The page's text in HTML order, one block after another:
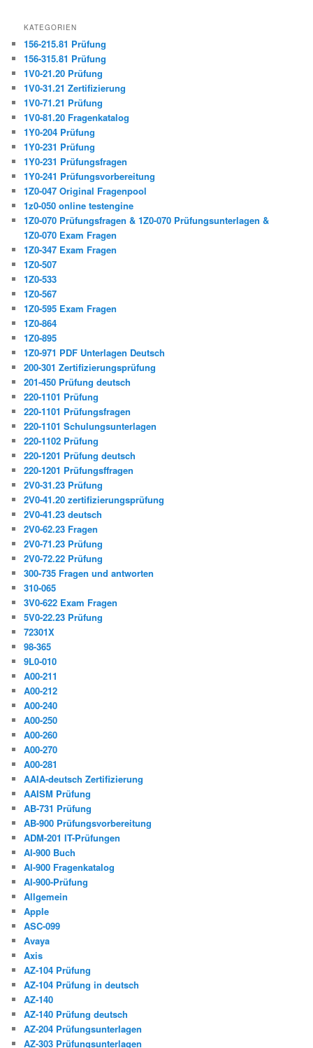
KATEGORIEN
156-215.81 Prüfung
156-315.81 Prüfung
1V0-21.20 Prüfung
1V0-31.21 Zertifizierung
1V0-71.21 Prüfung
1V0-81.20 Fragenkatalog
1Y0-204 Prüfung
1Y0-231 Prüfung
1Y0-231 Prüfungsfragen
1Y0-241 Prüfungsvorbereitung
1Z0-047 Original Fragenpool
1z0-050 online testengine
1Z0-070 Prüfungsfragen & 1Z0-070 Prüfungsunterlagen &
1Z0-070 Exam Fragen
1Z0-347 Exam Fragen
1Z0-507
1Z0-533
1Z0-567
1Z0-595 Exam Fragen
1Z0-864
1Z0-895
1Z0-971 PDF Unterlagen Deutsch
200-301 Zertifizierungsprüfung
201-450 Prüfung deutsch
220-1101 Prüfung
220-1101 Prüfungsfragen
220-1101 Schulungsunterlagen
220-1102 Prüfung
220-1201 Prüfung deutsch
220-1201 Prüfungsffragen
2V0-31.23 Prüfung
2V0-41.20 zertifizierungsprüfung
2V0-41.23 deutsch
2V0-62.23 Fragen
2V0-71.23 Prüfung
2V0-72.22 Prüfung
300-735 Fragen und antworten
310-065
3V0-622 Exam Fragen
5V0-22.23 Prüfung
72301X
98-365
9L0-010
A00-211
A00-212
A00-240
A00-250
A00-260
A00-270
A00-281
AAIA-deutsch Zertifizierung
AAISM Prüfung
AB-731 Prüfung
AB-900 Prüfungsvorbereitung
ADM-201 IT-Prüfungen
AI-900 Buch
AI-900 Fragenkatalog
AI-900-Prüfung
Allgemein
Apple
ASC-099
Avaya
Axis
AZ-104 Prüfung
AZ-104 Prüfung in deutsch
AZ-140
AZ-140 Prüfung deutsch
AZ-204 Prüfungsunterlagen
AZ-303 Prüfungsunterlagen